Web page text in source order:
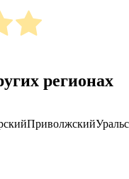
регионах
Приволжский